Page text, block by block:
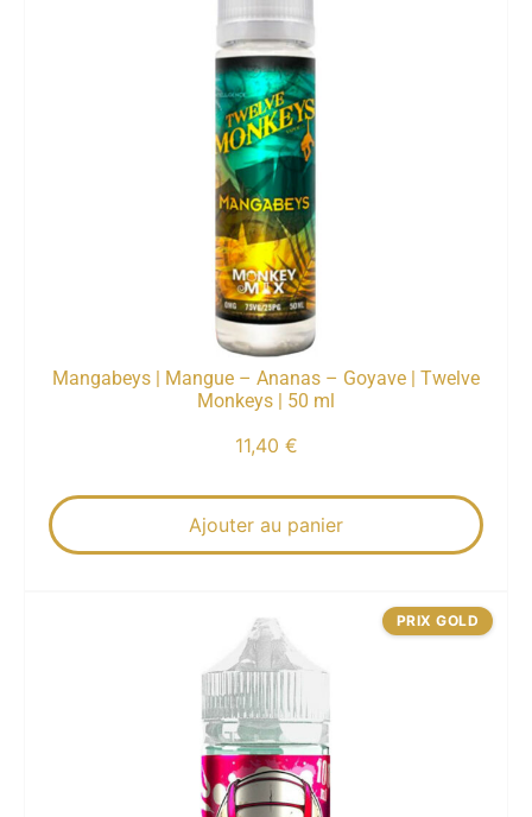
Mangabeys | Mangue – Ananas – Goyave | Twelve
Monkeys | 50 ml
11,40 €
Ajouter au panier
PRIX GOLD